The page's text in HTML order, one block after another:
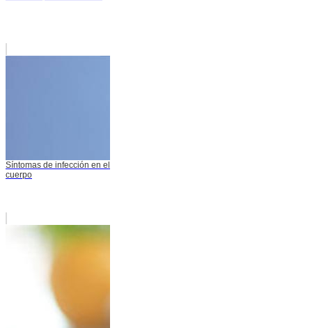
Síntomas de infección en el
cuerpo